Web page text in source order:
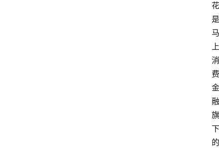
花
是
马
上
消
费
金
融
旗
下
的